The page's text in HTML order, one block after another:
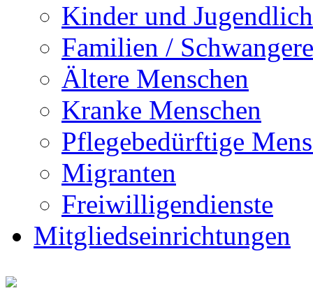
Kinder und
Familien / Schwangere
Ältere Menschen
Kranke Menschen
Pflegebedürftige
Migranten
Freiwilligendienste
Mitgliedseinrichtungen